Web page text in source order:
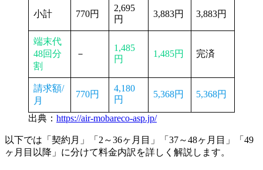
小計 770円
2,695
円
3,883円 3,883円
端末代
48回分
割
－
1,485
円
1,485円 完済
請求額/
月
770円
4,180
円
5,368円 5,368円
出典： https://air-mobareco-asp.jp/
以下では「契約月」「2～36ヶ月目」「37～48ヶ月目」「49
ヶ月目以降」に分けて料金内訳を詳しく解説します。